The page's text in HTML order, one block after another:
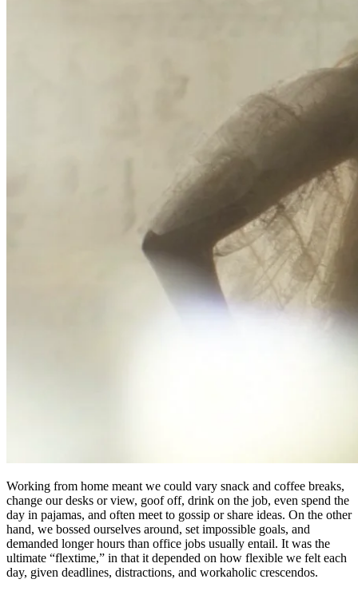
Working from home meant we could vary snack and coffee breaks,
change our desks or view, goof off, drink on the job, even spend the
day in pajamas, and often meet to gossip or share ideas. On the other
hand, we bossed ourselves around, set impossible goals, and
demanded longer hours than office jobs usually entail. It was the
ultimate “flextime,” in that it depended on how flexible we felt each
day, given deadlines, distractions, and workaholic crescendos.